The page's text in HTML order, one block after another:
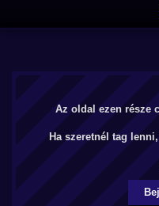
Az oldal ezen része
Ha szeretnél tag lenni,